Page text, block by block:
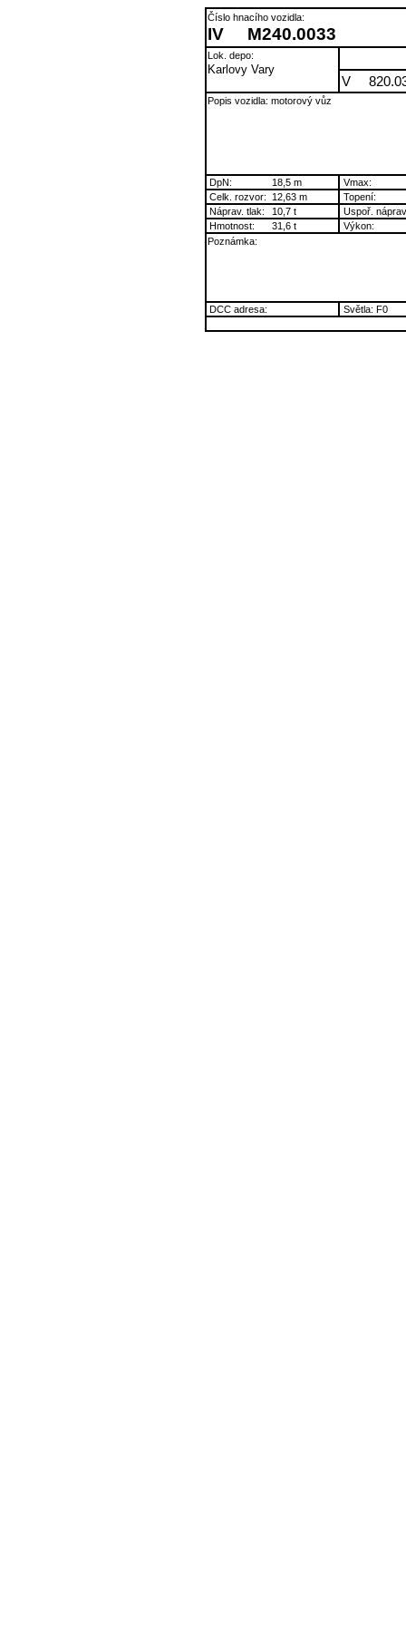
Číslo hnacího vozidla:
IV M240.0033
Lok. depo:
Karlovy Vary
V
Popis vozidla: motorový vůz
DpN: 18,5 m
Vmax:
Celk. rozvor:
12,63 m
Topení:
Náprav. tlak:
10,7 t
Uspoř.
Hmotnost:
31,6 t
Výkon:
Poznámka:
DCC adresa: Světla: F0